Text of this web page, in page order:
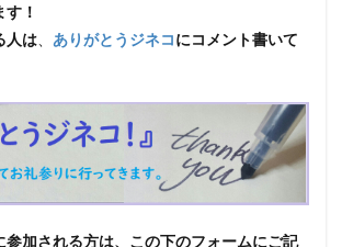
！
人は
ありがとうジネコにコメント書いて
加される方は、この下のフォームにご記